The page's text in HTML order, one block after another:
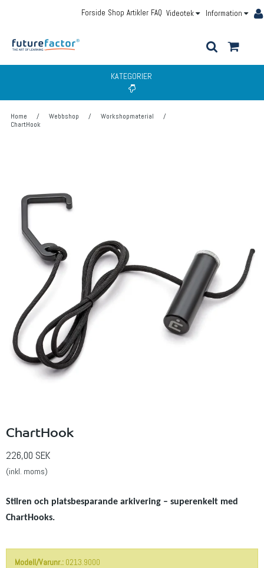
Information
Videotek
FAQ
Artikler
Shop
Forside
KATEGORIER
Home / Webbshop / Workshopmaterial
/
ChartHook
ChartHook
226,00 SEK
(inkl. moms)
Stilren och platsbesparande arkivering – superenkelt med
ChartHooks.
Modell/Varunr.: 0213.9000